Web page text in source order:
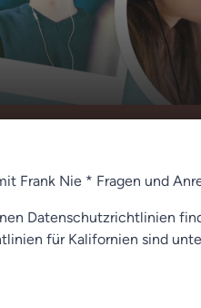
Frank Nie * Fragen und
Datenschutzrichtlinien
für Kalifornien sind